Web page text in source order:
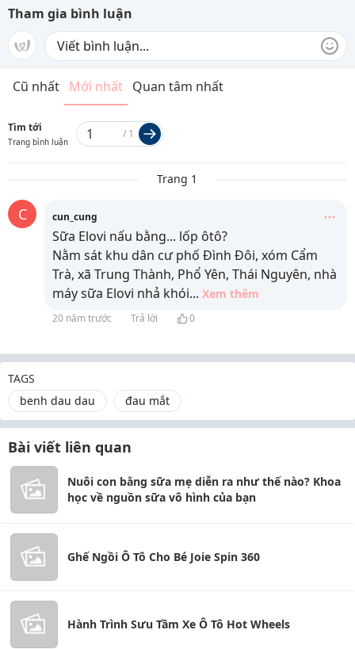
Tham gia bình luận
Cũ nhất Mới nhất Quan tâm nhất
Tìm tới
Trang bình luận
/ 1
Trang 1
C cun_cung
Sữa Elovi nấu bằng... lốp ôtô?
Nằm sát khu dân cư phố Đình Đôi, xóm Cẩm
Trà, xã Trung Thành, Phổ Yên, Thái Nguyên, nhà
máy sữa Elovi nhả khói... Xem thêm
20 năm trước Trả lời 0
TAGS
benh dau dau
đau mắt
Bài viết liên quan
Nuôi con bằng sữa mẹ diễn ra như thế nào? Khoa
học về nguồn sữa vô hình của bạn
Ghế Ngồi Ô Tô Cho Bé Joie Spin 360
Hành Trình Sưu Tầm Xe Ô Tô Hot Wheels